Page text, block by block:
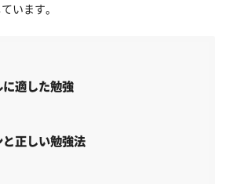
います。
適した勉強
正しい勉強法